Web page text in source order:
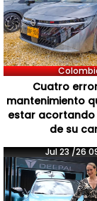
Cuatro
mantenimiento
estar acortando
de su
Jul 23 /26